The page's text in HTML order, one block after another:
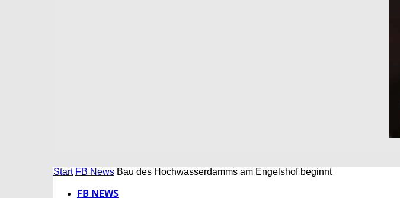
Start FB News Bau des Hochwasserdamms am Engelshof beginnt
FB NEWS